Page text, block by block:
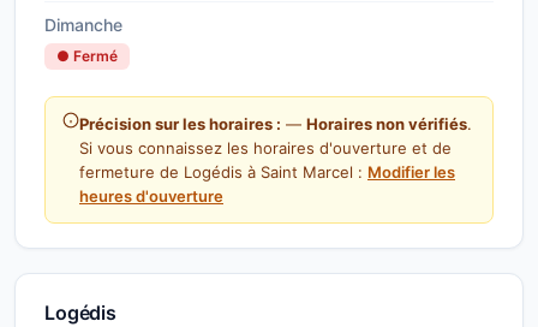
Dimanche
● Fermé
Précision sur les horaires : — Horaires non vérifiés.
Si vous connaissez les horaires d'ouverture et de
fermeture de Logédis à Saint Marcel : Modifier les
heures d'ouverture
Logédis